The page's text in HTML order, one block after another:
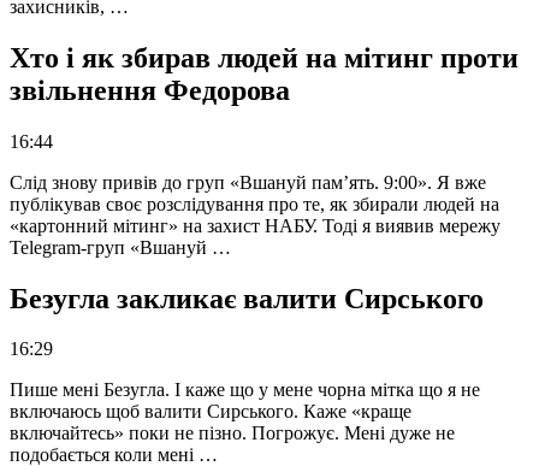
захисників, …
Хто і як збирав людей на мітинг проти
звільнення Федорова
16:44
Слід знову привів до груп «Вшануй пам’ять. 9:00». Я вже
публікував своє розслідування про те, як збирали людей на
«картонний мітинг» на захист НАБУ. Тоді я виявив мережу
Telegram-груп «Вшануй …
Безугла закликає валити Сирського
16:29
Пише мені Безугла. І каже що у мене чорна мітка що я не
включаюсь щоб валити Сирського. Каже «краще
включайтесь» поки не пізно. Погрожує. Мені дуже не
подобається коли мені …